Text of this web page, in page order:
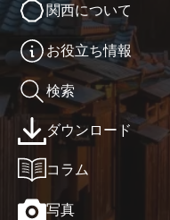
関西について
お役立ち情報
検索
ダウンロード
コラム
写真